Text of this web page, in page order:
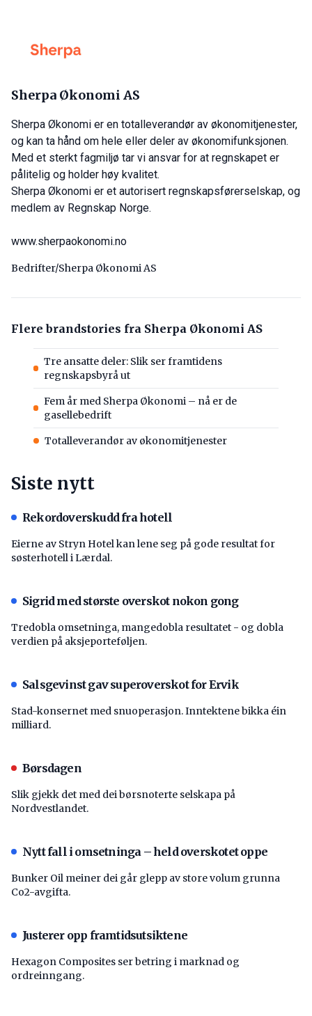
Sherpa Økonomi AS
Sherpa Økonomi er en totalleverandør av økonomitjenester,
og kan ta hånd om hele eller deler av økonomifunksjonen.
Med et sterkt fagmiljø tar vi ansvar for at regnskapet er
pålitelig og holder høy kvalitet.
Sherpa Økonomi er et autorisert regnskapsførerselskap, og
medlem av Regnskap Norge.
www.sherpaokonomi.no
Bedrifter/Sherpa Økonomi AS
Flere brandstories fra Sherpa Økonomi AS
Tre ansatte deler: Slik ser framtidens
regnskapsbyrå ut
Fem år med Sherpa Økonomi – nå er de
gasellebedrift
Totalleverandør av økonomitjenester
Siste nytt
Rekordoverskudd fra hotell
Eierne av Stryn Hotel kan lene seg på gode resultat for
søsterhotell i Lærdal.
Sigrid med største overskot nokon gong
Tredobla omsetninga, mangedobla resultatet - og dobla
verdien på aksjeporteføljen.
Salsgevinst gav superoverskot for Ervik
Stad-konsernet med snuoperasjon. Inntektene bikka éin
milliard.
Børsdagen
Slik gjekk det med dei børsnoterte selskapa på
Nordvestlandet.
Nytt fall i omsetninga – held overskotet oppe
Bunker Oil meiner dei går glepp av store volum grunna
Co2-avgifta.
Justerer opp framtidsutsiktene
Hexagon Composites ser betring i marknad og
ordreinngang.